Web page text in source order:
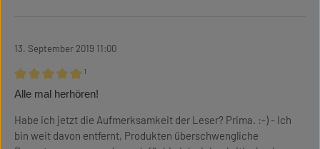
13. September 2019 11:00
Bewertung mit 5 von 5 Sternen
¹
Alle mal herhören!
Habe ich jetzt die Aufmerksamkeit der Leser? Prima. :-) - Ich
bin weit davon entfernt, Produkten überschwengliche